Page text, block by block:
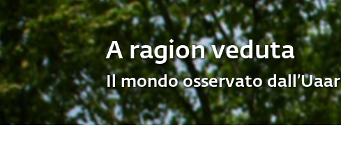
A ragion veduta
Il mondo osservato dall’Uaar